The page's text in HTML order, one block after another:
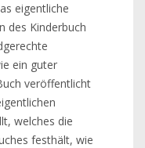
eigentliche
des Kinderbuch
ein guter
veröffentlicht
welches die
festhält, wie